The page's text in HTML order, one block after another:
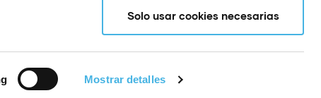
Mostrar detalles
Solo usar cookies necesarias